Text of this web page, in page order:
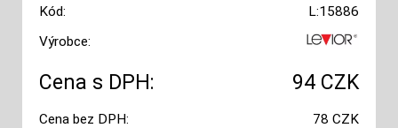
Kód:
L:15886
Výrobce:
Cena s DPH: 94 CZK
Cena bez DPH:
78 CZK